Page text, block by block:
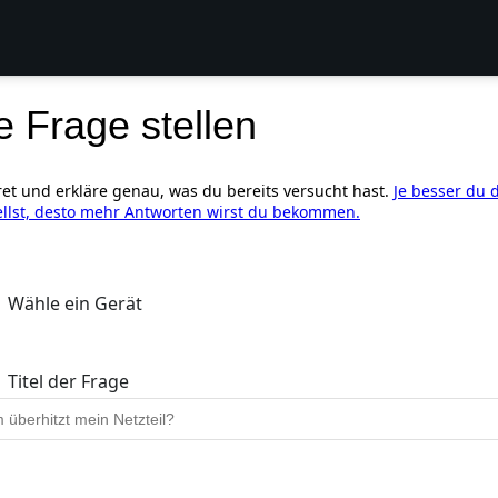
Frage stellen
und erkläre genau, was du bereits versucht hast. Je besser du
desto mehr Antworten wirst du bekommen.
Wähle ein Gerät
Titel der Frage